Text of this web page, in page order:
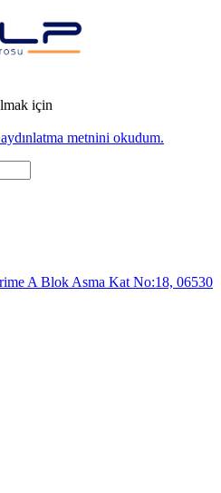
için
metnini okudum.
A Blok Asma Kat No:18, 06530